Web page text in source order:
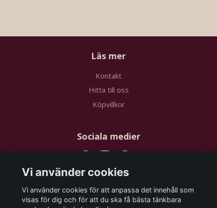
Läs mer
Kontakt
Hitta till oss
Köpvillkor
Sociala medier
Prenumerera på vårt nyhetsbrev
Vi använder cookies
Vi använder cookies för att anpassa det innehåll som
visas för dig och för att du ska få bästa tänkbara